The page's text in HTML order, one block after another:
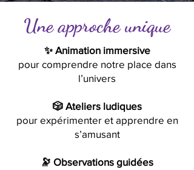
Une approche unique
✨ Animation immersive
pour comprendre notre place dans
l’univers
🎲 Ateliers ludiques
pour expérimenter et apprendre en
s’amusant
🔭 Observations guidées